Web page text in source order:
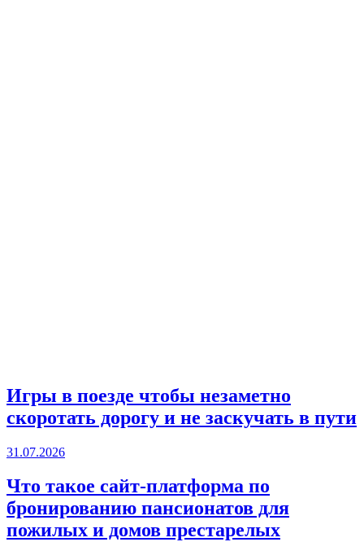
Игры в поезде чтобы незаметно
скоротать дорогу и не заскучать в пути
31.07.2026
Что такое сайт-платформа по
бронированию пансионатов для
пожилых и домов престарелых